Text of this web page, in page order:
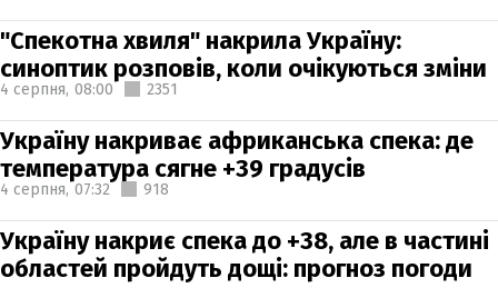
"Спекотна хвиля" накрила Україну:
синоптик розповів, коли очікуються зміни
4 серпня, 08:00 2351
Україну накриває африканська спека: де
температура сягне +39 градусів
4 серпня, 07:32 918
Україну накриє спека до +38, але в частині
областей пройдуть дощі: прогноз погоди